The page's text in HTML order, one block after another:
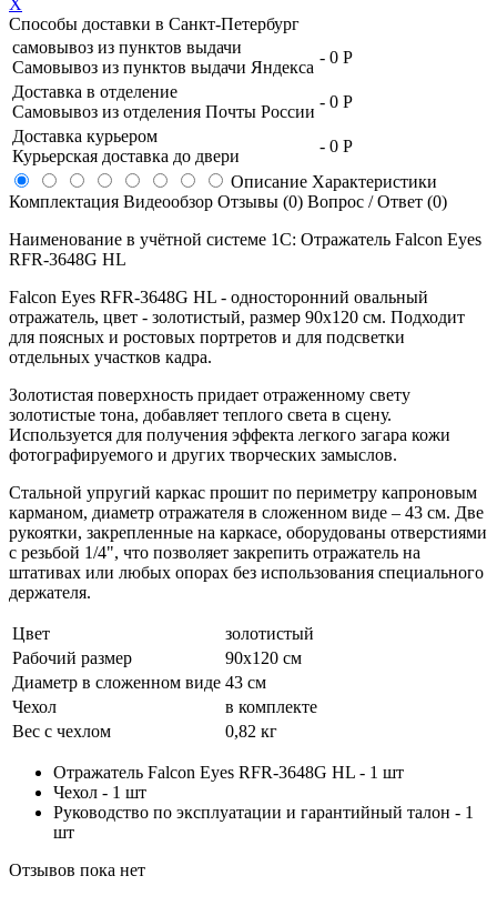
Способы доставки в Санкт-Петербург
самовывоз из пунктов выдачи
Самовывоз из пунктов выдачи Яндекса
- 0 Р
Доставка в отделение
Самовывоз из отделения Почты России
- 0 Р
Доставка курьером
Курьерская доставка до двери
- 0 Р
Описание Характеристики
Комплектация Видеообзор Отзывы (0) Вопрос / Ответ (0)
Наименование в учётной системе 1С: Отражатель Falcon Eyes
RFR-3648G HL
Falcon Eyes RFR-3648G HL - односторонний овальный
отражатель, цвет - золотистый, размер 90х120 см. Подходит
для поясных и ростовых портретов и для подсветки
отдельных участков кадра.
Золотистая поверхность придает отраженному свету
золотистые тона, добавляет теплого света в сцену.
Используется для получения эффекта легкого загара кожи
фотографируемого и других творческих замыслов.
Стальной упругий каркас прошит по периметру капроновым
карманом, диаметр отражателя в сложенном виде – 43 см. Две
рукоятки, закрепленные на каркасе, оборудованы отверстиями
с резьбой 1/4", что позволяет закрепить отражатель на
штативах или любых опорах без использования специального
держателя.
Цвет
золотистый
Рабочий размер
90х120 см
Диаметр в сложенном виде 43 см
Чехол
в комплекте
Вес с чехлом
0,82 кг
Отражатель Falcon Eyes RFR-3648G HL - 1 шт
Чехол - 1 шт
Руководство по эксплуатации и гарантийный талон - 1
шт
Отзывов пока нет